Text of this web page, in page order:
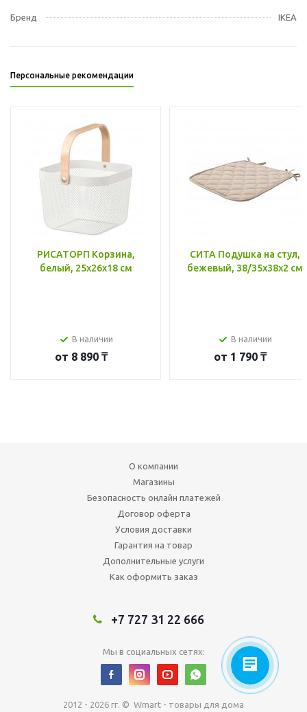
Бренд IKEA
Персональные рекомендации
РИСАТОРП Корзина,
белый, 25x26x18 см
В наличии
от 8 890 ₸
СИТА Подушка на стул,
бежевый, 38/35x38x2 см
В наличии
от 1 790 ₸
О компании
Магазины
Безопасность онлайн платежей
Договор оферта
Условия доставки
Гарантия на товар
Дополнительные услуги
Как оформить заказ
+7 727 31 22 666
Мы в социальных сетях:
2012 - 2026 гг. © Wmart - товары для дома